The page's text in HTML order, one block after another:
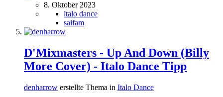
8. Oktober 2023
italo dance
saifam
D'Mixmasters - Up And Down (Billy
More Cover) - Italo Dance Tipp
denharrow erstellte Thema in Italo Dance